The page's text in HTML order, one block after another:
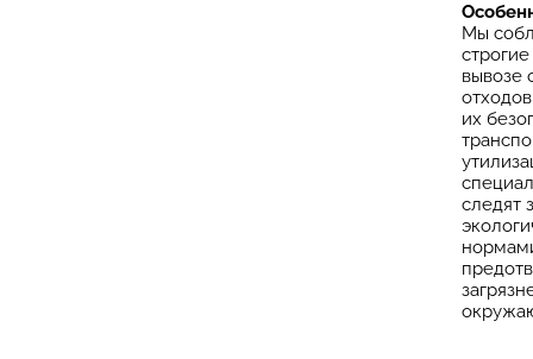
Мы
вывозе
их
следят